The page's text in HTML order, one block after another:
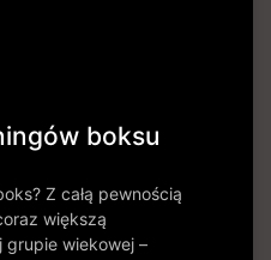
boksu
Z całą pewnością
większą
grupie wiekowej –